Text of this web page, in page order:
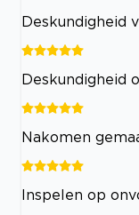
Deskundigheid
Deskundigheid
Nakomen
Inspelen op